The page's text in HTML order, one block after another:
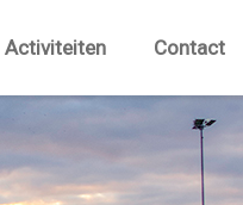
Activiteiten Contact